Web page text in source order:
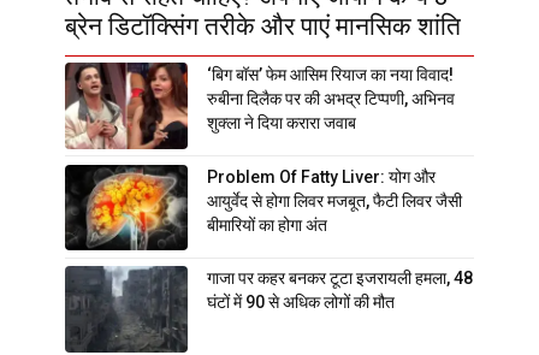
ब्रेन डिटॉक्सिंग तरीके और पाएं मानसिक शांति
‘बिग बॉस’ फेम आसिम रियाज का नया विवाद!
रुबीना दिलैक पर की अभद्र टिप्पणी, अभिनव
शुक्ला ने दिया करारा जवाब
Problem Of Fatty Liver: योग और
आयुर्वेद से होगा लिवर मजबूत, फैटी लिवर जैसी
बीमारियों का होगा अंत
गाजा पर कहर बनकर टूटा इजरायली हमला, 48
घंटों में 90 से अधिक लोगों की मौत